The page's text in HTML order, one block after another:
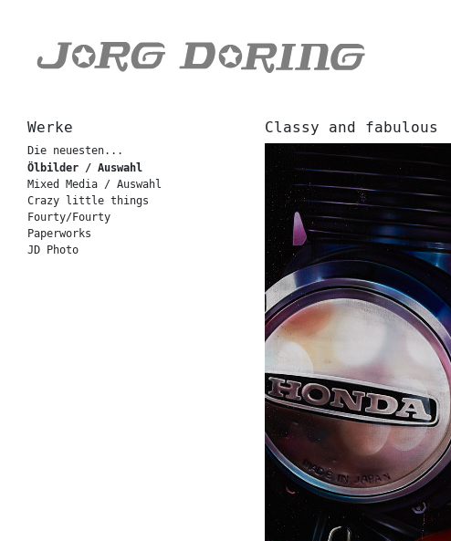
Werke
Die neuesten...
Ölbilder / Auswahl
Mixed Media / Auswahl
Crazy little things
Fourty/Fourty
Paperworks
JD Photo
Classy and fabulous